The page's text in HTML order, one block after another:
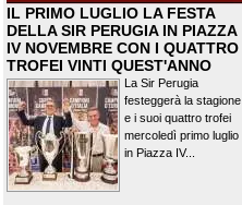
IL PRIMO LUGLIO LA FESTA
DELLA SIR PERUGIA IN PIAZZA
IV NOVEMBRE CON I QUATTRO
TROFEI VINTI QUEST'ANNO
La Sir Perugia
festeggerà la stagione
e i suoi quattro trofei
mercoledì primo luglio
in Piazza IV...